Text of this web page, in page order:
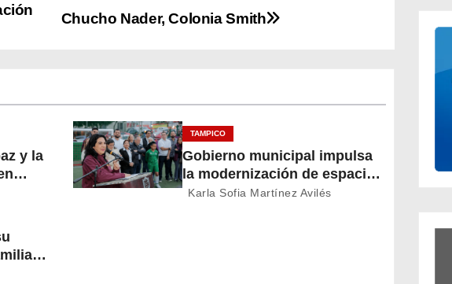
Chucho Nader, Colonia Smith
y la
TAMPICO
Gobierno municipal impulsa
la modernización de espacios
deportivos en la ciudad
Karla Sofia Martínez Avilés